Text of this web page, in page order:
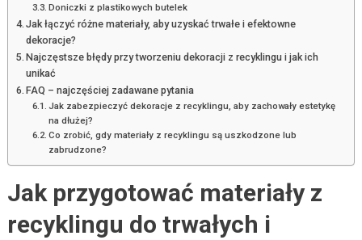
Doniczki z plastikowych butelek
Jak łączyć różne materiały, aby uzyskać trwałe i efektowne
dekoracje?
Najczęstsze błędy przy tworzeniu dekoracji z recyklingu i jak ich
unikać
FAQ – najczęściej zadawane pytania
Jak zabezpieczyć dekoracje z recyklingu, aby zachowały estetykę
na dłużej?
Co zrobić, gdy materiały z recyklingu są uszkodzone lub
zabrudzone?
Jak przygotować materiały z
recyklingu do trwałych i